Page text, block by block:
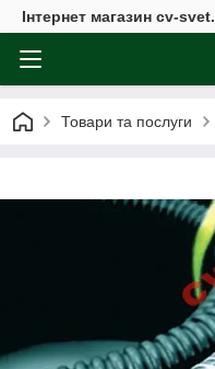
Інтернет магазин cv-
Товари та послуги